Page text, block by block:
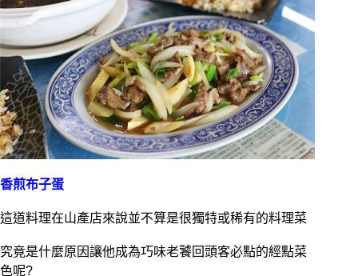
香煎布子蛋
這道料理在山產店來說並不算是很獨特或稀有的料理菜
究竟是什麼原因讓他成為巧味老饕回頭客必點的經點菜
色呢?